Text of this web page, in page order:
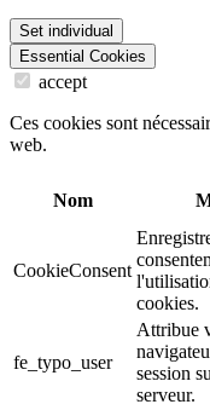
Set individual
Essential Cookies
accept
Ces cookies sont
web.
Nom
CookieConsent
cookies.
fe_typo_user
Attribue
session
serveur.